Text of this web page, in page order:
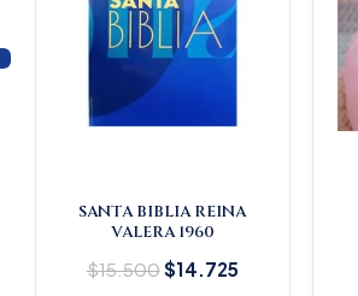
SANTA BIBLIA REINA
VALERA 1960
$15.500$14.725